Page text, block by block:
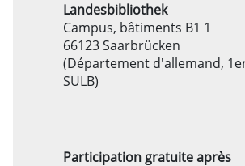
Landesbibliothek
Campus, bâtiments B1 1
66123 Saarbrücken
(Département d'allemand,
SULB)
Participation gratuite après